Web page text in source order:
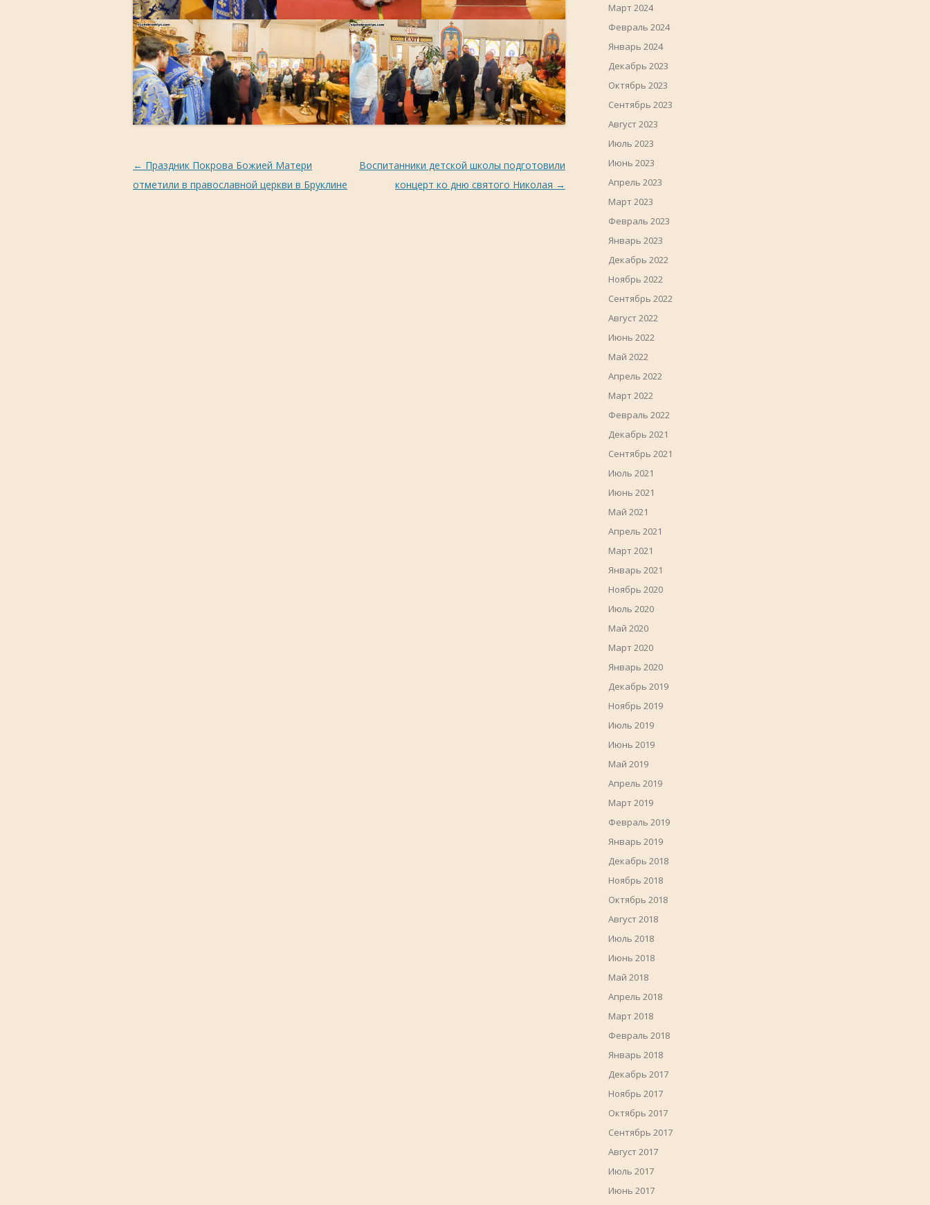
Навигация
по
← Праздник Покрова Божией Матери
отметили в православной церкви в Бруклине
Воспитанники детской школы подготовили
концерт ко дню святого Николая →
Март 2024
Февраль 2024
Январь 2024
Декабрь 2023
Октябрь 2023
Сентябрь 2023
Август 2023
Июль 2023
Июнь 2023
Апрель 2023
Март 2023
Февраль 2023
Январь 2023
Декабрь 2022
Ноябрь 2022
Сентябрь 2022
Август 2022
Июнь 2022
Май 2022
Апрель 2022
Март 2022
Февраль 2022
Декабрь 2021
Сентябрь 2021
Июль 2021
Июнь 2021
Май 2021
Апрель 2021
Март 2021
Январь 2021
Ноябрь 2020
Июль 2020
Май 2020
Март 2020
Январь 2020
Декабрь 2019
Ноябрь 2019
Июль 2019
Июнь 2019
Май 2019
Апрель 2019
Март 2019
Февраль 2019
Январь 2019
Декабрь 2018
Ноябрь 2018
Октябрь 2018
Август 2018
Июль 2018
Июнь 2018
Май 2018
Апрель 2018
Март 2018
Февраль 2018
Январь 2018
Декабрь 2017
Ноябрь 2017
Октябрь 2017
Сентябрь 2017
Август 2017
Июль 2017
Июнь 2017